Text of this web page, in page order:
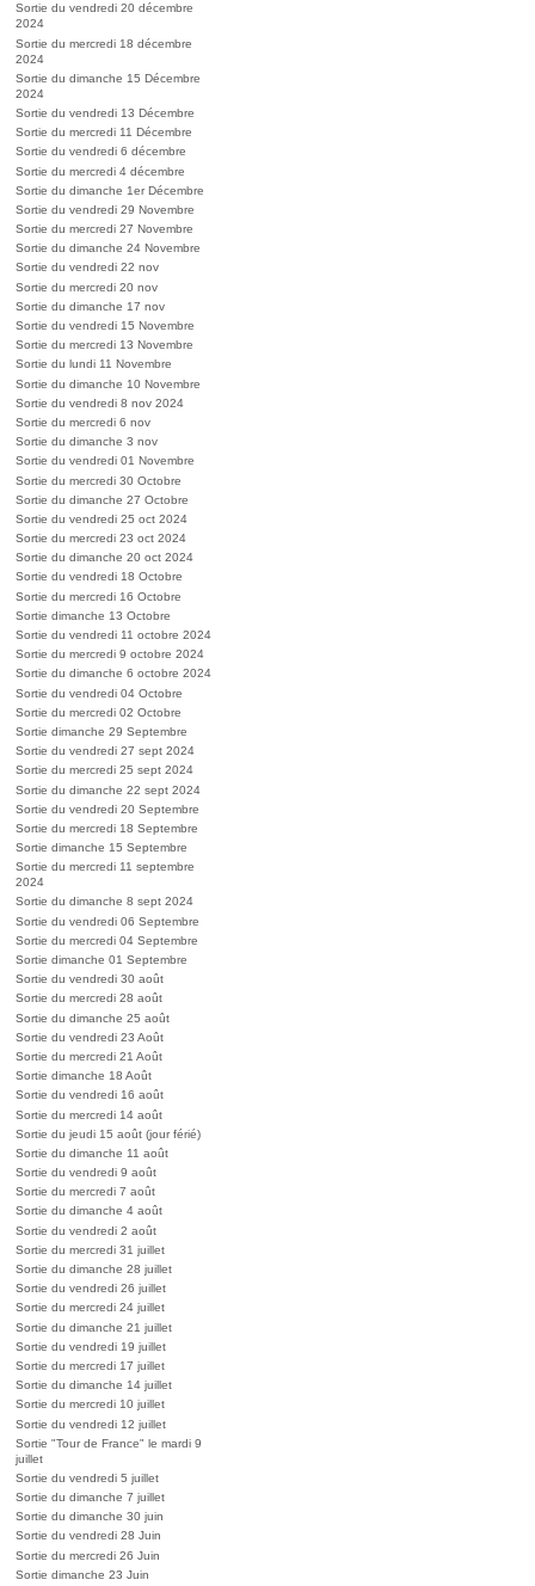
Sortie du vendredi 20 décembre
2024
Sortie du mercredi 18 décembre
2024
Sortie du dimanche 15 Décembre
2024
Sortie du vendredi 13 Décembre
Sortie du mercredi 11 Décembre
Sortie du vendredi 6 décembre
Sortie du mercredi 4 décembre
Sortie du dimanche 1er Décembre
Sortie du vendredi 29 Novembre
Sortie du mercredi 27 Novembre
Sortie du dimanche 24 Novembre
Sortie du vendredi 22 nov
Sortie du mercredi 20 nov
Sortie du dimanche 17 nov
Sortie du vendredi 15 Novembre
Sortie du mercredi 13 Novembre
Sortie du lundi 11 Novembre
Sortie du dimanche 10 Novembre
Sortie du vendredi 8 nov 2024
Sortie du mercredi 6 nov
Sortie du dimanche 3 nov
Sortie du vendredi 01 Novembre
Sortie du mercredi 30 Octobre
Sortie du dimanche 27 Octobre
Sortie du vendredi 25 oct 2024
Sortie du mercredi 23 oct 2024
Sortie du dimanche 20 oct 2024
Sortie du vendredi 18 Octobre
Sortie du mercredi 16 Octobre
Sortie dimanche 13 Octobre
Sortie du vendredi 11 octobre 2024
Sortie du mercredi 9 octobre 2024
Sortie du dimanche 6 octobre 2024
Sortie du vendredi 04 Octobre
Sortie du mercredi 02 Octobre
Sortie dimanche 29 Septembre
Sortie du vendredi 27 sept 2024
Sortie du mercredi 25 sept 2024
Sortie du dimanche 22 sept 2024
Sortie du vendredi 20 Septembre
Sortie du mercredi 18 Septembre
Sortie dimanche 15 Septembre
Sortie du mercredi 11 septembre
2024
Sortie du dimanche 8 sept 2024
Sortie du vendredi 06 Septembre
Sortie du mercredi 04 Septembre
Sortie dimanche 01 Septembre
Sortie du vendredi 30 août
Sortie du mercredi 28 août
Sortie du dimanche 25 août
Sortie du vendredi 23 Août
Sortie du mercredi 21 Août
Sortie dimanche 18 Août
Sortie du vendredi 16 août
Sortie du mercredi 14 août
Sortie du jeudi 15 août (jour férié)
Sortie du dimanche 11 août
Sortie du vendredi 9 août
Sortie du mercredi 7 août
Sortie du dimanche 4 août
Sortie du vendredi 2 août
Sortie du mercredi 31 juillet
Sortie du dimanche 28 juillet
Sortie du vendredi 26 juillet
Sortie du mercredi 24 juillet
Sortie du dimanche 21 juillet
Sortie du vendredi 19 juillet
Sortie du mercredi 17 juillet
Sortie du dimanche 14 juillet
Sortie du mercredi 10 juillet
Sortie du vendredi 12 juillet
Sortie "Tour de France" le mardi 9
juillet
Sortie du vendredi 5 juillet
Sortie du dimanche 7 juillet
Sortie du dimanche 30 juin
Sortie du vendredi 28 Juin
Sortie du mercredi 26 Juin
Sortie dimanche 23 Juin